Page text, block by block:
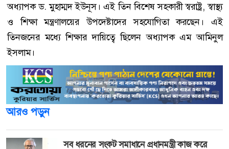
অধ্যাপক ড. মুহাম্মদ ইউনূস। এই তিন বিশেষ সহকারী স্বরাষ্ট্র, স্বাস্থ্য
ও শিক্ষা মন্ত্রণালয়ের উপদেষ্টাদের সহযোগিতা করছেন। এই
তিনজনের মধ্যে শিক্ষার দায়িত্বে ছিলেন অধ্যাপক এম আমিনুল
ইসলাম।
আরও পড়ুন
সব ধরনের সংকট সমাধানে প্রধানমন্ত্রী কাজ করে